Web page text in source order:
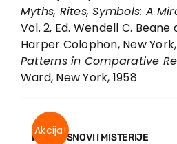
Myths, Rites, Symbols: A
Vol. 2, Ed. Wendell C.
Harper Colophon, New York,
Patterns in Comparative
Ward, New York, 1958
Akcija!
MITOVI, SNOVI I MISTERIJE